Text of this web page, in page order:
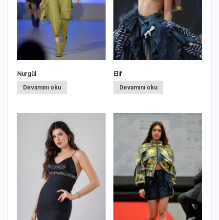
Nurgül
Devamını oku
Elif
Devamını oku